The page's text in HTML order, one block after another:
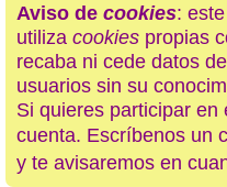
Aviso de cookies:
utiliza cookies propias
recaba ni cede datos
usuarios sin su
Si quieres participar
cuenta. Escríbenos un
y te avisaremos en